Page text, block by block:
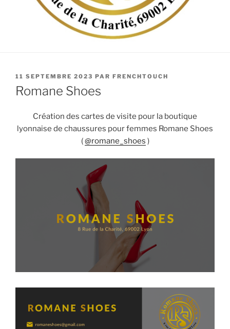
PUBLIÉ
LE
11 SEPTEMBRE 2023 PAR FRENCHTOUCH
Romane Shoes
Création des cartes de visite pour la boutique
lyonnaise de chaussures pour femmes Romane Shoes
(@romane_shoes )